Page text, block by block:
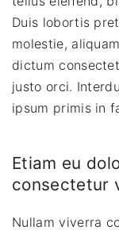
Duis lobortis
molestie,
dictum
justo orci.
ipsum primis in
Etiam eu
consectetur
Nullam viverra